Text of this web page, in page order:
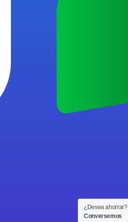
¿Desea ahorrar?
Conversemos